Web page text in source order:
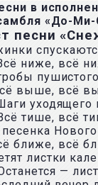
в
«До-Ми-
песни
ниже, всё
выше, всё
уходящего
тише, всё
Нового
ближе, всё
листки
—